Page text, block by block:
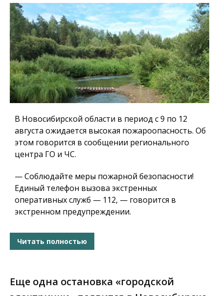
В Новосибирской области в период с 9 по 12
августа ожидается высокая пожароопасность. Об
этом говорится в сообщении регионального
центра ГО и ЧС.
— Соблюдайте меры пожарной безопасности!
Единый телефон вызова экстренных
оперативных служб — 112, — говорится в
экстренном предупреждении.
Читать полностью
Еще одна остановка «городской